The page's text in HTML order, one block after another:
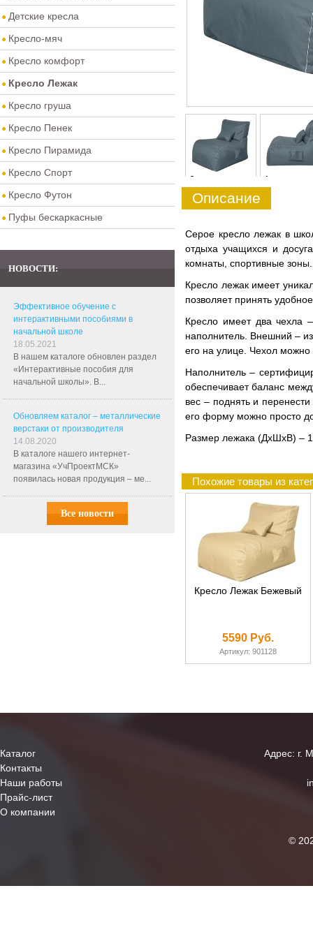
Детские кресла
Кресло-мяч
Кресло комфорт
Кресло Лежак
Кресло груша
Кресло Пенек
Кресло Пирамида
Кресло Спорт
Кресло Футон
Пуфы бескаркасные
НОВОСТИ:
Эффективное обучение с
интерактивными пособиями в
начальной школе
18.05.2021
В нашем каталоге обновлен раздел
«Интерактивные пособия для
начальной школы». В...
Обновляем каталог – металлические
верстаки от производителя
14.08.2020
В каталоге нашего интернет-
магазина «УчПроектМСК»
появилась новая продукция – ме...
Все новости
0 1
Описание
Серое кресло лежак в
отдыха учащихся и
комнаты, спортивные зоны.
Кресло лежак имеет
позволяет принять
Кресло имеет два чехла
наполнитель. Внешний –
его на улице. Чехол можно
Наполнитель –
обеспечивает баланс
вес – поднять и
его форму можно просто
Размер лежака (ДхШхВ) –
Похожие товары из
Кресло Лежак Бежевый
5590 Руб.
Артикул: 901128
Каталог
Контакты
Наши работы
Прайс-лист
О компании
Адрес: г.
©